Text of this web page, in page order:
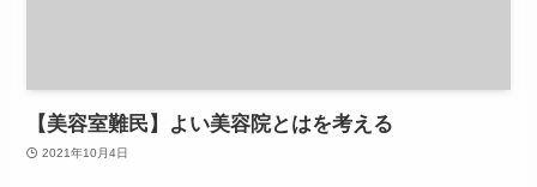
【美容室難民】よい美容院とはを考える
2021年10月4日